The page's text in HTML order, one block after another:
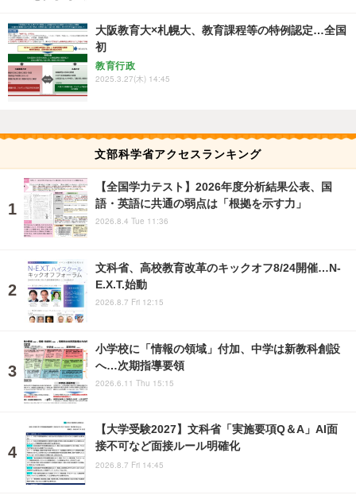
大阪教育大×札幌大、教育課程等の特例認定…全国
初
教育行政
2025.3.27(木) 14:45
文部科学省アクセスランキング
【全国学力テスト】2026年度分析結果公表、国
語・英語に共通の弱点は「根拠を示す力」
2026.8.4 Tue 11:36
文科省、高校教育改革のキックオフ8/24開催…N-
E.X.T.始動
2026.8.7 Fri 12:15
小学校に「情報の領域」付加、中学は新教科創設
へ…次期指導要領
2026.6.11 Thu 15:15
【大学受験2027】文科省「実施要項Q＆A」AI面
接不可など面接ルール明確化
2026.8.7 Fri 14:45